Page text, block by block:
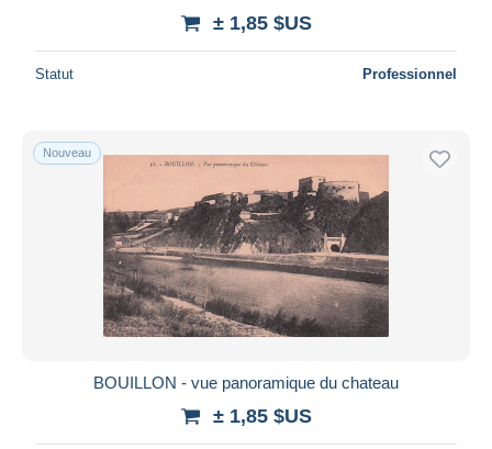
± 1,85 $US
Statut Professionnel
Nouveau
BOUILLON - vue panoramique du chateau
± 1,85 $US